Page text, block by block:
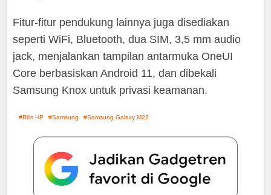
Fitur-fitur pendukung lainnya juga disediakan
seperti WiFi, Bluetooth, dua SIM, 3,5 mm audio
jack, menjalankan tampilan antarmuka OneUI
Core berbasiskan Android 11, dan dibekali
Samsung Knox untuk privasi keamanan.
Rilis HP Samsung Samsung Galaxy M22